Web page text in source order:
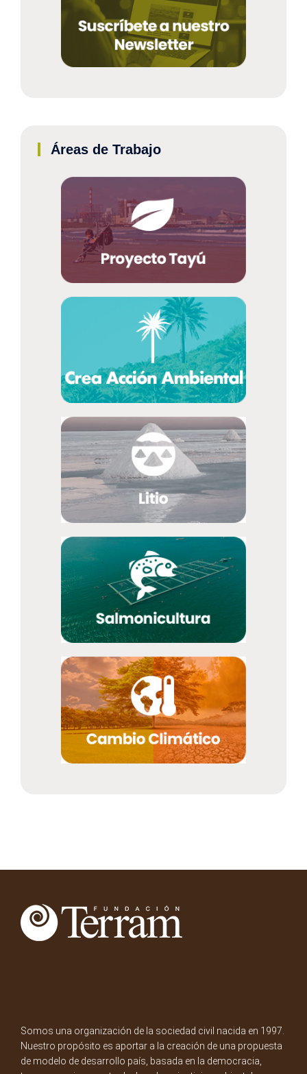
Áreas de Trabajo
Somos una organización de la sociedad civil nacida en 1997.
Nuestro propósito es aportar a la creación de una propuesta
de modelo de desarrollo país, basada en la democracia,